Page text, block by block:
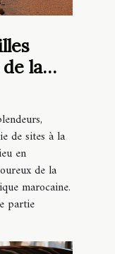
la
de sites à la
en
de la
marocaine.
partie